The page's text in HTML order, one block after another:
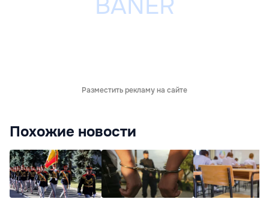
Разместить рекламу на сайте
Похожие новости